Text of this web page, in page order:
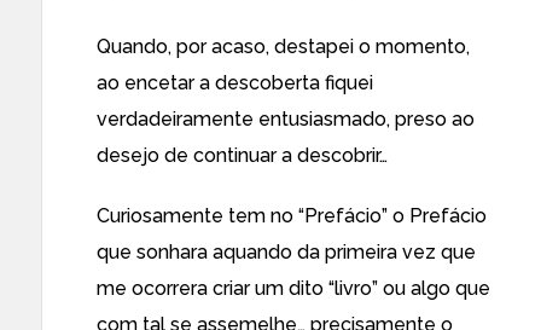
Quando, por acaso, destapei o momento,
ao encetar a descoberta fiquei
verdadeiramente entusiasmado, preso ao
desejo de continuar a descobrir…
Curiosamente tem no “Prefácio” o Prefácio
que sonhara aquando da primeira vez que
me ocorrera criar um dito “livro” ou algo que
com tal se assemelhe… precisamente o